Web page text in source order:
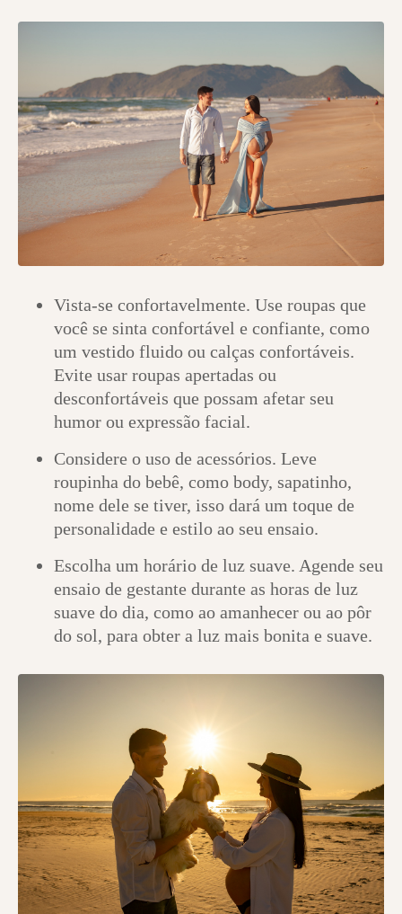
Vista-se confortavelmente. Use roupas que
você se sinta confortável e confiante, como
um vestido fluido ou calças confortáveis.
Evite usar roupas apertadas ou
desconfortáveis ​​que possam afetar seu
humor ou expressão facial.
Considere o uso de acessórios. Leve
roupinha do bebê, como body, sapatinho,
nome dele se tiver, isso dará um toque de
personalidade e estilo ao seu ensaio.
Escolha um horário de luz suave. Agende seu
ensaio de gestante durante as horas de luz
suave do dia, como ao amanhecer ou ao pôr
do sol, para obter a luz mais bonita e suave.